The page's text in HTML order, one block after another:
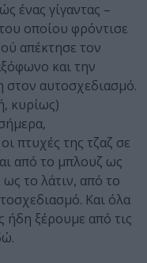
ένας γίγαντας –
οποίου φρόντισε
απέκτησε τον
και την
στον αυτοσχεδιασμό.
κυρίως)
πτυχές της τζαζ σε
από το μπλουζ ως
το λάτιν, από το
Και όλα
ήδη ξέρουμε από τις